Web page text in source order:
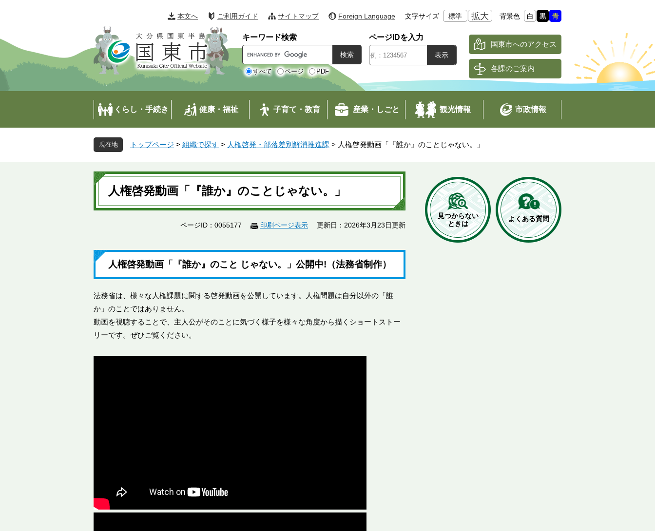
の
で
す
。
ー
ば
し
て
本文へ ご利用ガイド サイトマップ Foreign Language 文字サイズ 標準 拡大 背景色 白 黒 青
キーワード検索
o
o
l
ム
すべて ページ PDF
ページIDを入力
国東市へのアクセス
各課のご案内
くらし・手続き 健康・福祉 子育て・教育 産業・しごと 観光情報 市政情報
トップページ > 組織で探す > 人権啓発・部落差別解消推進課 > 人権啓発動画「『誰か』のことじゃない。」
本
文
人権啓発動画「『誰か』のことじゃない。」
ページID：0055177 印刷ページ表示 更新日：2026年3月23日更新
人権啓発動画「『誰か』のこと じゃない。」公開中!（法務省制作）
法務省は、様々な人権課題に関する啓発動画を公開しています。人権問題は自分以外の「誰
か」のことではありません。
動画を視聴することで、主人公がそのことに気づく様子を様々な角度から描くショートストー
リーです。ぜひご覧ください。
見つからない
ときは
よくある質問